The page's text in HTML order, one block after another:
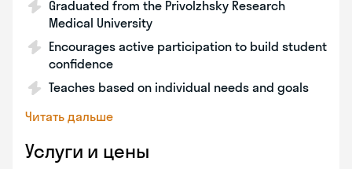
Graduated from the Privolzhsky Research
Medical University
Encourages active participation to build student
confidence
Teaches based on individual needs and goals
Читать дальше
Услуги и цены